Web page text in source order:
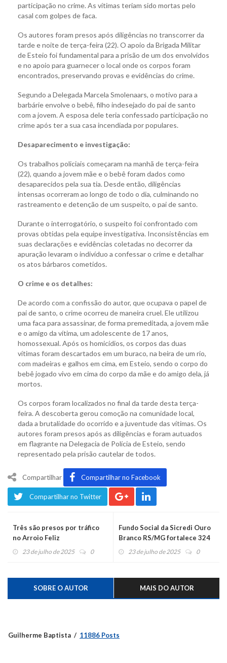
participação no crime. As vítimas teriam sido mortas pelo
casal com golpes de faca.
Os autores foram presos após diligências no transcorrer da
tarde e noite de terça-feira (22). O apoio da Brigada Militar
de Esteio foi fundamental para a prisão de um dos envolvidos
e no apoio para guarnecer o local onde os corpos foram
encontrados, preservando provas e evidências do crime.
Segundo a Delegada Marcela Smolenaars, o motivo para a
barbárie envolve o bebê, filho indesejado do pai de santo
com a jovem. A esposa dele teria confessado participação no
crime após ter a sua casa incendiada por populares.
Desaparecimento e investigação:
Os trabalhos policiais começaram na manhã de terça-feira
(22), quando a jovem mãe e o bebê foram dados como
desaparecidos pela sua tia. Desde então, diligências
intensas ocorreram ao longo de todo o dia, culminando no
rastreamento e detenção de um suspeito, o pai de santo.
Durante o interrogatório, o suspeito foi confrontado com
provas obtidas pela equipe investigativa. Inconsistências em
suas declarações e evidências coletadas no decorrer da
apuração levaram o indivíduo a confessar o crime e detalhar
os atos bárbaros cometidos.
O crime e os detalhes:
De acordo com a confissão do autor, que ocupava o papel de
pai de santo, o crime ocorreu de maneira cruel. Ele utilizou
uma faca para assassinar, de forma premeditada, a jovem mãe
e o amigo da vítima, um adolescente de 17 anos,
homossexual. Após os homicídios, os corpos das duas
vítimas foram descartados em um buraco, na beira de um rio,
com madeiras e galhos em cima, em Esteio, sendo o corpo do
bebê jogado vivo em cima do corpo da mãe e do amigo dela, já
mortos.
Os corpos foram localizados no final da tarde desta terça-
feira. A descoberta gerou comoção na comunidade local,
dada a brutalidade do ocorrido e a juventude das vítimas. Os
autores foram presos após as diligências e foram autuados
em flagrante na Delegacia de Polícia de Esteio, sendo
representado pela prisão cautelar de todos.
Compartilhar Compartilhar no Facebook
Compartilhar no Twitter
Três são presos por tráfico
no Arroio Feliz
23 de julho de 2025 0
Fundo Social da Sicredi Ouro
Branco RS/MG fortalece 324
projetos e impacta mais de
23 de julho de 2025 0
SOBRE O AUTOR MAIS DO AUTOR
Guilherme Baptista 11886 Posts